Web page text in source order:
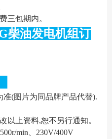
三包期内。
柴油发电机组订
(图片为同品牌产品代替).
以上资料,恕不另行通知。
min、230V/400V